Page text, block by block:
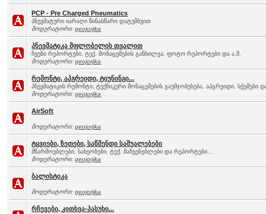
PCP - Pre Charged Pneumatics
პნევმატური იარაღი წინასწარი დატუმბვით
მოდერატორი:geojorjika
პნევმატიკა მფლობელის თვალით
ჩვენი რეპორტები, ტექ. მონაცემების განხილვა, ფოტო რეპორტები და ა.შ.
მოდერატორი:geojorjika
რემონტი, აპგრეიდი, ტიუნინგი...
პნევმატიკის რემონტი, ტექნიკური მონაცემების გაუმჯობესება, აპგრეიდი, სქემები
მოდერატორი:geojorjika
AirSoft
მოდერატორი:geojorjika
ტყვიები, ზეთები, საწმენდი საშუალებები
მწარმოებლები, სახეობები, ტექ. მაჩვენებლები და რეპორტები...
მოდერატორი:geojorjika
ბალისტიკა
მოდერატორი:geojorjika
რჩევები, კითხვა-პასუხი...